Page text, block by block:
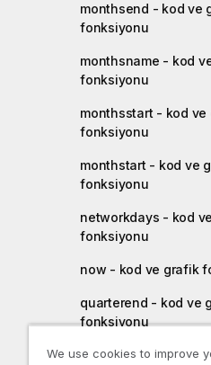
monthsend - kod ve
fonksiyonu
monthsname - kod
fonksiyonu
monthsstart - kod ve
fonksiyonu
monthstart - kod ve
fonksiyonu
networkdays - kod
fonksiyonu
now - kod ve grafik
quarterend - kod ve
fonksiyonu
quartername - kod
We use cookies to improve